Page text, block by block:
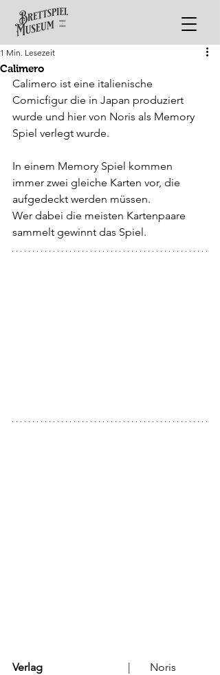
Calimero
1 Min. Lesezeit
Calimero ist eine italienische
Comicfigur die in Japan produziert
wurde und hier von Noris als Memory
Spiel verlegt wurde.
In einem Memory Spiel kommen
immer zwei gleiche Karten vor, die
aufgedeckt werden müssen.
Wer dabei die meisten Kartenpaare
sammelt gewinnt das Spiel.
Verlag
			  |	Noris